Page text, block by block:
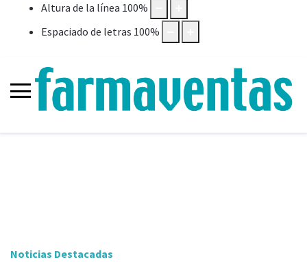
Altura de la línea 100%
Espaciado de letras 100%
Noticias Destacadas